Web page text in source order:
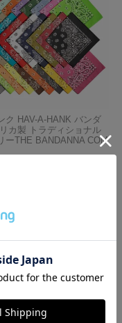
ク HAV-A-HANK バンダ
カ製 トラディショナル
ーTHE BANDANNA COM